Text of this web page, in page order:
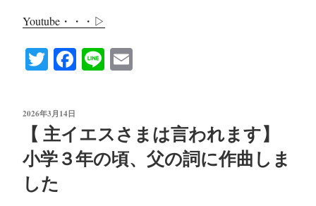
Youtube・・・▷
T
tte
r
Fa
ok
Li
投
2026年3月14日
【 主イエスさまは言われます】
小学３年の頃、父の詞に作曲しま
した